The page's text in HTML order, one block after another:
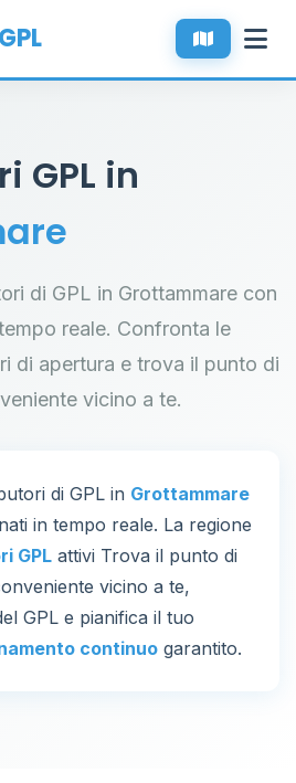
GPL
GPL in
di GPL in Grottammare con
reale. Confronta le
di apertura e trova il punto di
vicino a te.
di GPL in Grottammare
in tempo reale. La regione
GPL attivi Trova il punto di
vicino a te,
GPL e pianifica il tuo
continuo garantito.